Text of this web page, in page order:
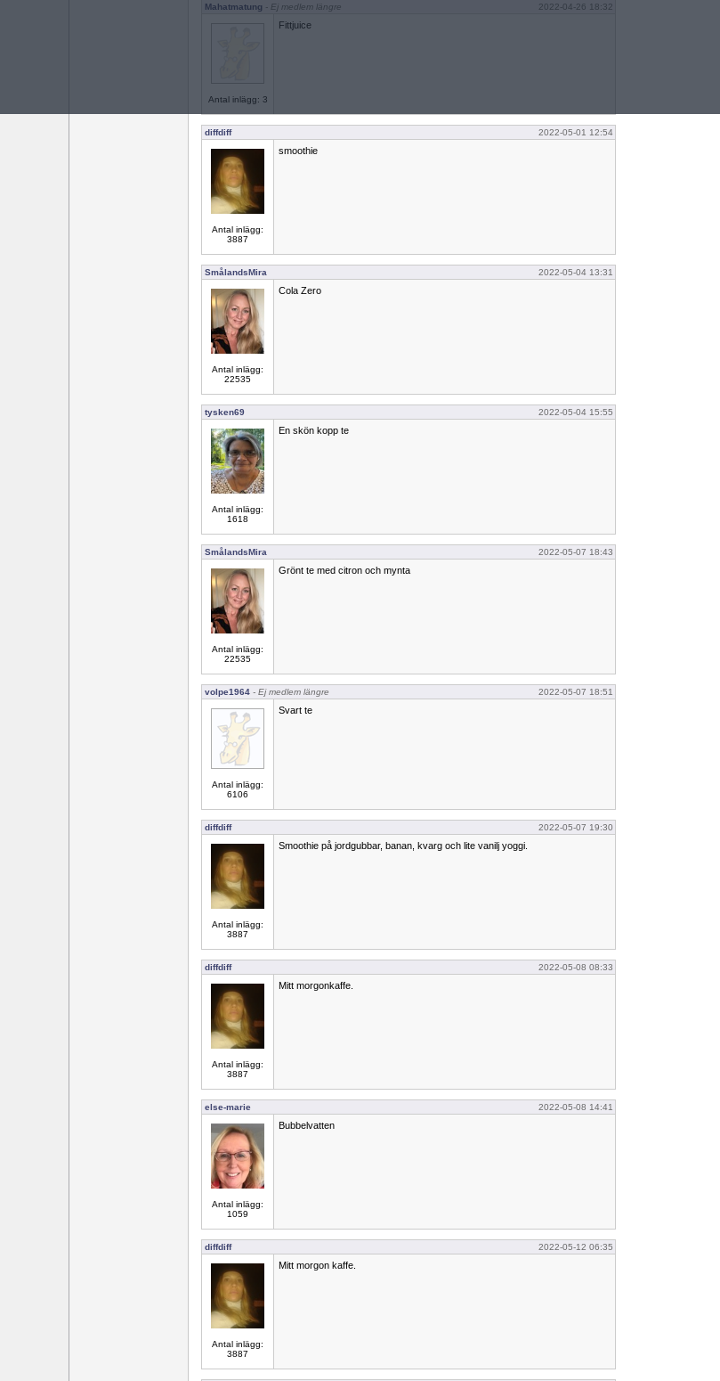
Mahatmatung - Ej medlem längre 2022-04-26 18:32
Antal inlägg: 3
Fittjuice
diffdiff 2022-05-01 12:54
Antal inlägg:
3887
smoothie
SmålandsMira 2022-05-04 13:31
Antal inlägg:
22535
Cola Zero
tysken69 2022-05-04 15:55
Antal inlägg:
1618
En skön kopp te
SmålandsMira 2022-05-07 18:43
Antal inlägg:
22535
Grönt te med citron och mynta
volpe1964 - Ej medlem längre 2022-05-07 18:51
Antal inlägg:
6106
Svart te
diffdiff 2022-05-07 19:30
Antal inlägg:
3887
Smoothie på jordgubbar, banan, kvarg och lite vanilj yoggi.
diffdiff 2022-05-08 08:33
Antal inlägg:
3887
Mitt morgonkaffe.
else-marie 2022-05-08 14:41
Antal inlägg:
1059
Bubbelvatten
diffdiff 2022-05-12 06:35
Antal inlägg:
3887
Mitt morgon kaffe.